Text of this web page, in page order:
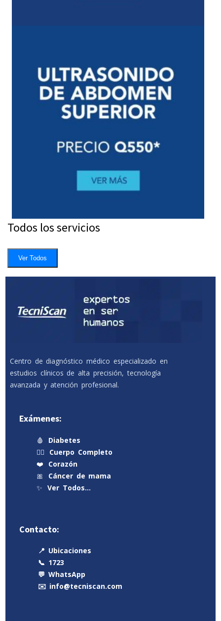
Todos los servicios
Ver Todos
Centro de diagnóstico médico especializado en
estudios clínicos de alta precisión, tecnología
avanzada y atención profesional.
Exámenes:
🩸
Diabetes
🧍‍♂️
Cuerpo Completo
❤️
Corazón
🎀
Cáncer de mama
✨ Ver Todos…
Contacto:
📍 Ubicaciones
📞 1723
💬 WhatsApp
✉️ info@tecniscan.com